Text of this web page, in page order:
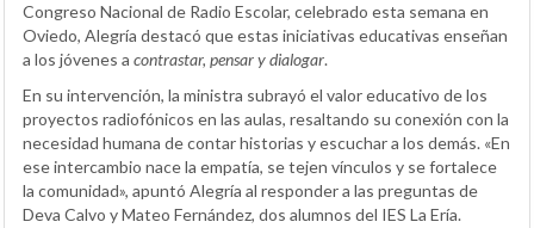
Congreso Nacional de Radio Escolar, celebrado esta semana en
Oviedo, Alegría destacó que estas iniciativas educativas enseñan
a los jóvenes a contrastar, pensar y dialogar.
En su intervención, la ministra subrayó el valor educativo de los
proyectos radiofónicos en las aulas, resaltando su conexión con la
necesidad humana de contar historias y escuchar a los demás. «En
ese intercambio nace la empatía, se tejen vínculos y se fortalece
la comunidad», apuntó Alegría al responder a las preguntas de
Deva Calvo y Mateo Fernández, dos alumnos del IES La Ería.